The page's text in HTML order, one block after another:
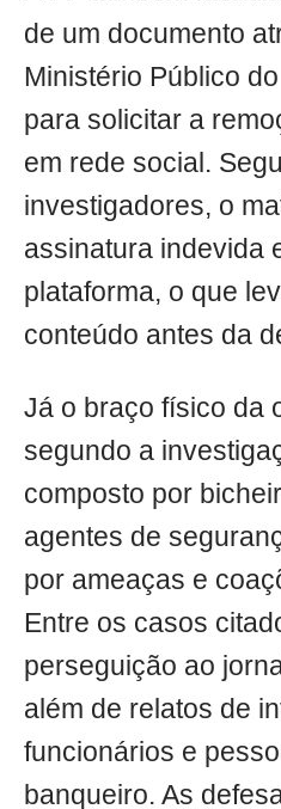
de um documento
Ministério Público
para solicitar a
em rede social.
investigadores, o
assinatura indevida
plataforma, o que
conteúdo antes da
Já o braço físico da
segundo a
composto por
agentes de
por ameaças e
Entre os casos
perseguição ao
além de relatos de
funcionários e
banqueiro. As